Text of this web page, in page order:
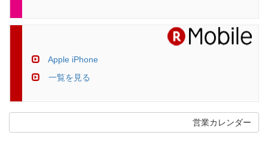
Apple iPhone
一覧を見る
営業カレンダー